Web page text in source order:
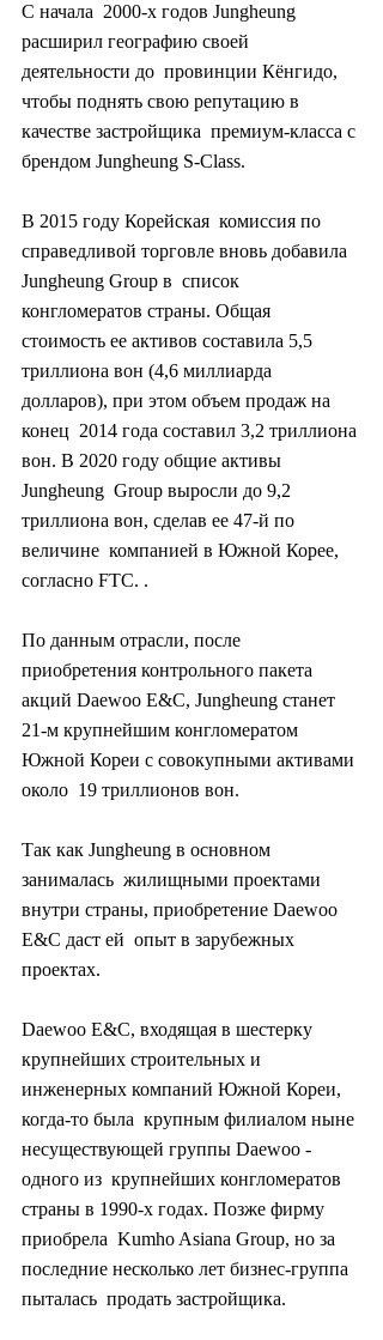
С начала  2000-х годов Jungheung
расширил географию своей
деятельности до  провинции Кёнгидо,
чтобы поднять свою репутацию в
качестве застройщика  премиум-класса с
брендом Jungheung S-Class.
В 2015 году Корейская  комиссия по
справедливой торговле вновь добавила
Jungheung Group в  список
конгломератов страны. Общая
стоимость ее активов составила 5,5
триллиона вон (4,6 миллиарда
долларов), при этом объем продаж на
конец  2014 года составил 3,2 триллиона
вон. В 2020 году общие активы
Jungheung  Group выросли до 9,2
триллиона вон, сделав ее 47-й по
величине  компанией в Южной Корее,
согласно FTC. .
По данным отрасли, после
приобретения контрольного пакета
акций Daewoo E&C, Jungheung станет
21-м крупнейшим конгломератом
Южной Кореи с совокупными активами
около  19 триллионов вон.
Так как Jungheung в основном
занималась  жилищными проектами
внутри страны, приобретение Daewoo
E&C даст ей  опыт в зарубежных
проектах.
Daewoo E&C, входящая в шестерку
крупнейших строительных и
инженерных компаний Южной Кореи,
когда-то была  крупным филиалом ныне
несуществующей группы Daewoo -
одного из  крупнейших конгломератов
страны в 1990-х годах. Позже фирму
приобрела  Kumho Asiana Group, но за
последние несколько лет бизнес-группа
пыталась  продать застройщика.